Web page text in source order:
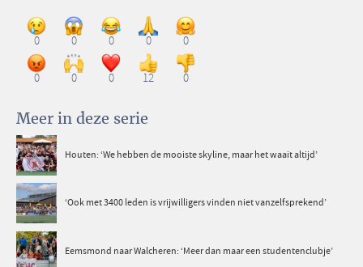
0 0 0 0 0
0 0 0 12 0
Meer in deze serie
Houten: ‘We hebben de mooiste skyline, maar het waait altijd’
‘Ook met 3400 leden is vrijwilligers vinden niet vanzelfsprekend’
Eemsmond naar Walcheren: ‘Meer dan maar een studentenclubje’